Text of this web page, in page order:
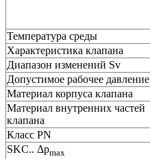
Температура среды
Характеристика клапана
Диапазон изменений Sv
Допустимое рабочее давление
Материал корпуса клапана
Материал внутренних частeй
клапана
Класс PN
SKC.. Δpmax